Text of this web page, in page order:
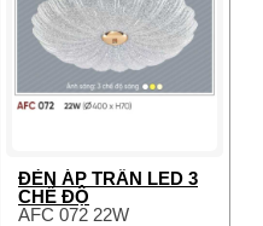
ĐÈN ÁP TRẦN LED 3
CHẾ ĐỘ
AFC 072 22W